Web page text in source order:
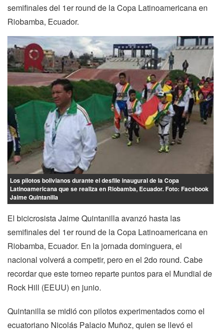
semifinales del 1er round de la Copa Latinoamericana en
Riobamba, Ecuador.
Los pilotos bolivianos durante el desfile inaugural de la Copa
Latinoamericana que se realiza en Riobamba, Ecuador. Foto: Facebook
Jaime Quintanilla
El bicicrosista Jaime Quintanilla avanzó hasta las
semifinales del 1er round de la Copa Latinoamericana en
Riobamba, Ecuador. En la jornada dominguera, el
nacional volverá a competir, pero en el 2do round. Cabe
recordar que este torneo reparte puntos para el Mundial de
Rock Hill (EEUU) en junio.
Quintanilla se midió con pilotos experimentados como el
ecuatoriano Nicolás Palacio Muñoz, quien se llevó el